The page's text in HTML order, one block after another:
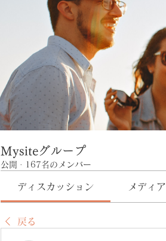
Mysiteグループ
公開 · 167名のメンバー
ディスカッション メディア
戻る